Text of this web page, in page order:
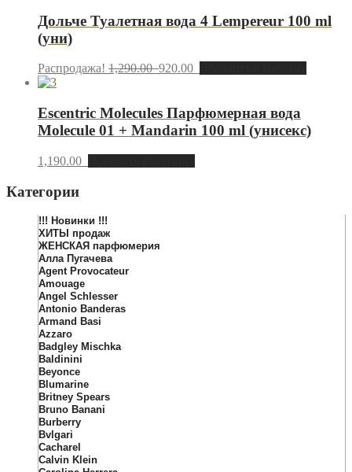
Дольче Туалетная вода 4 Lempereur 100 ml
(уни)
Распродажа! 1,290.00920.00
Escentric Molecules Парфюмерная вода
Molecule 01 + Mandarin 100 ml (унисекс)
1,190.00
Категории
!!! Новинки !!!
ХИТЫ продаж
ЖЕНСКАЯ парфюмерия
Алла Пугачева
Agent Provocateur
Amouage
Angel Schlesser
Antonio Banderas
Armand Basi
Azzaro
Badgley Mischka
Baldinini
Beyonce
Blumarine
Britney Spears
Bruno Banani
Burberry
Bvlgari
Cacharel
Calvin Klein